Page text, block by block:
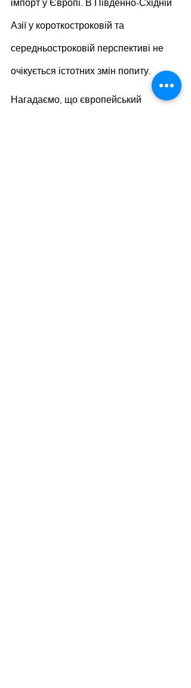
імпорт у Європі. В Південно-Східній
Азії у короткостроковій та
середньостроковій перспективі не
очікується істотних змін попиту.
Нагадаємо, що європейський